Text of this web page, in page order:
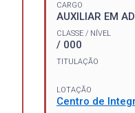
CARGO
AUXILIAR EM
CLASSE / NÍVEL
/ 000
TITULAÇÃO
LOTAÇÃO
Centro de